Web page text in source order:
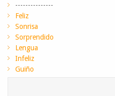
---------------
Feliz
Sonrisa
Sorprendido
Lengua
Infeliz
Guiño